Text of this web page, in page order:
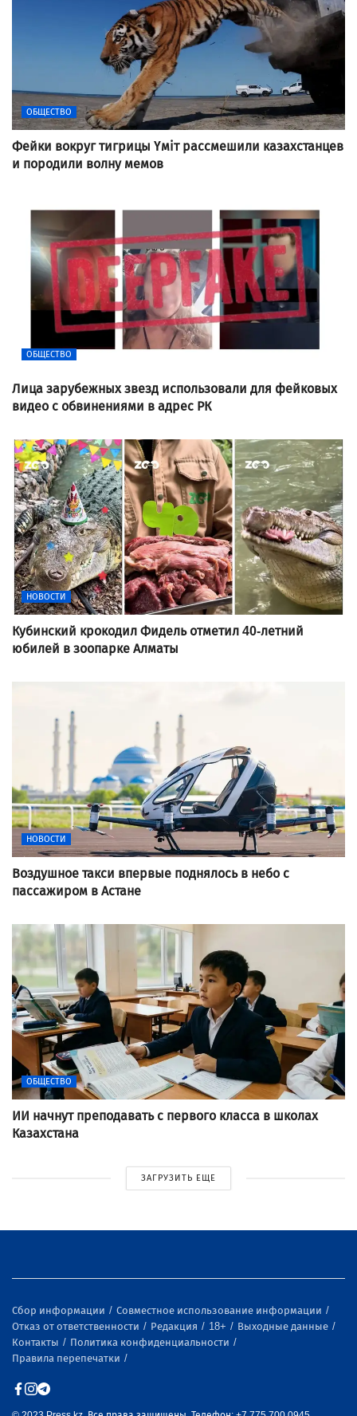
ОБЩЕСТВО
Фейки вокруг тигрицы Үміт рассмешили казахстанцев
и породили волну мемов
ОБЩЕСТВО
Лица зарубежных звезд использовали для фейковых
видео с обвинениями в адрес РК
НОВОСТИ
Кубинский крокодил Фидель отметил 40-летний
юбилей в зоопарке Алматы
НОВОСТИ
Воздушное такси впервые поднялось в небо с
пассажиром в Астане
ОБЩЕСТВО
ИИ начнут преподавать с первого класса в школах
Казахстана
ЗАГРУЗИТЬ ЕЩЕ
Сбор информации
Совместное использование информации
Отказ от ответственности
Редакция 18+
Выходные данные
Контакты
Политика конфиденциальности
Правила перепечатки